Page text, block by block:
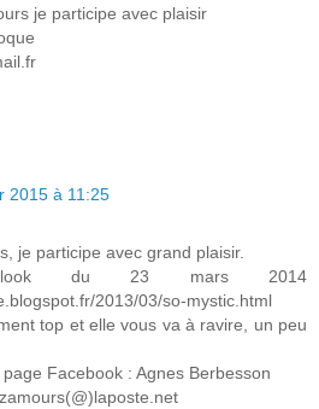
je participe avec plaisir
2015 à 11:25
je participe avec grand plaisir.
du 23 mars 2014
2013/03/so-mystic.html
top et elle vous va à ravire, un peu
Facebook : Agnes Berbesson